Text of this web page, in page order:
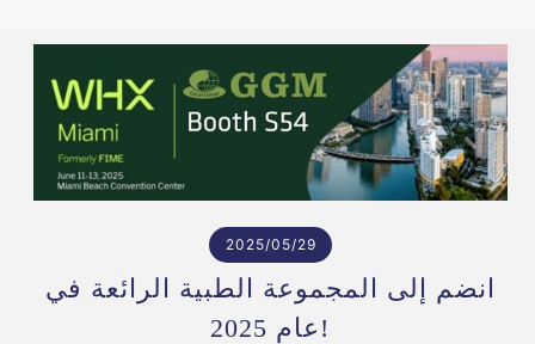
2025/05/29
انضم إلى المجموعة الطبية الرائعة في
عام 2025!